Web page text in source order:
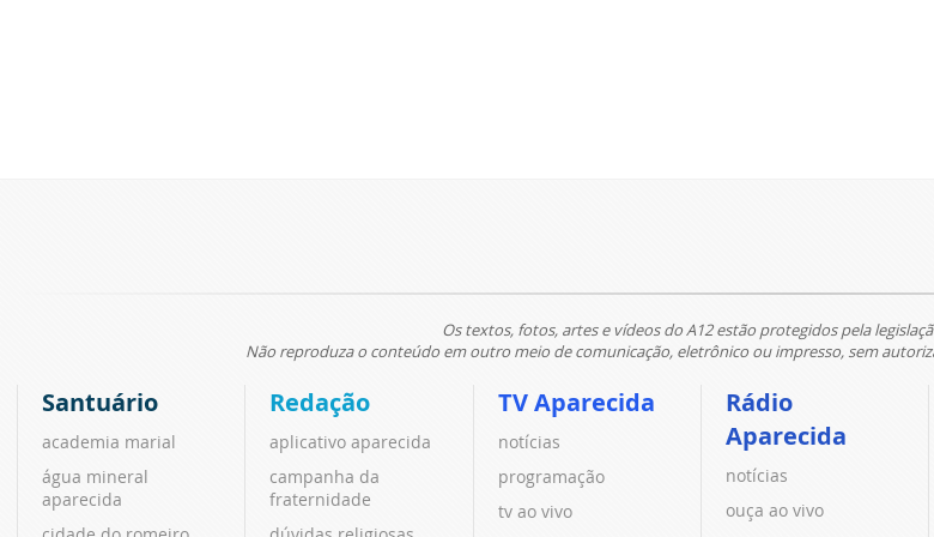
Os textos, fotos, artes e vídeos do A12 estão protegidos pela
Não reproduza o conteúdo em outro meio de comunicação, eletrônico ou impresso, sem
Santuário
academia marial
água mineral
aparecida
Redação
aplicativo aparecida
campanha da
fraternidade
TV Aparecida
notícias
programação
tv ao vivo
Rádio
Aparecida
notícias
ouça ao vivo